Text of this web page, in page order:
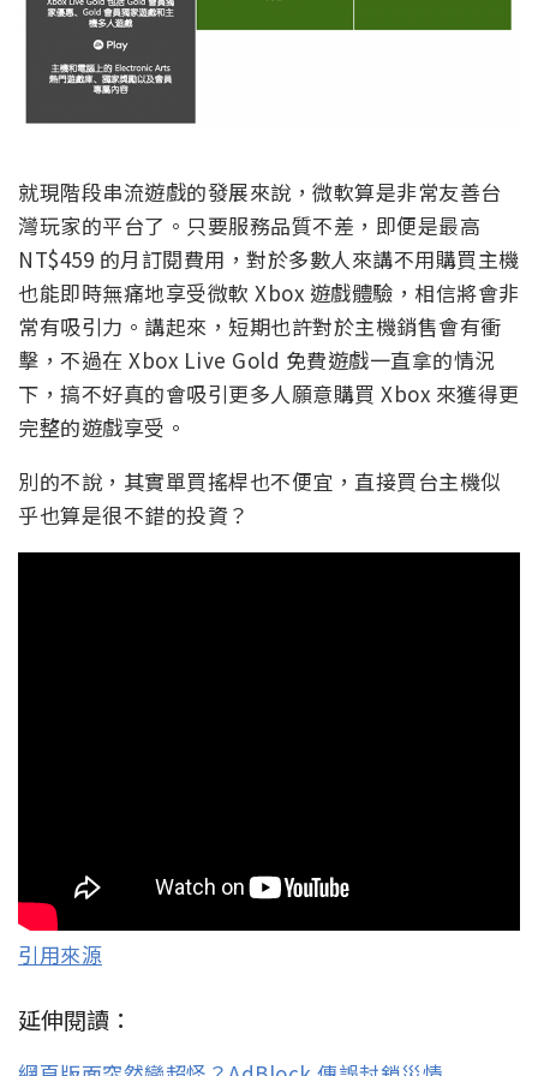
就現階段串流遊戲的發展來說，微軟算是非常友善台
灣玩家的平台了。只要服務品質不差，即便是最高
NT$459 的月訂閱費用，對於多數人來講不用購買主機
也能即時無痛地享受微軟 Xbox 遊戲體驗，相信將會非
常有吸引力。講起來，短期也許對於主機銷售會有衝
擊，不過在 Xbox Live Gold 免費遊戲一直拿的情況
下，搞不好真的會吸引更多人願意購買 Xbox 來獲得更
完整的遊戲享受。
別的不說，其實單買搖桿也不便宜，直接買台主機似
乎也算是很不錯的投資？
引用來源
延伸閱讀：